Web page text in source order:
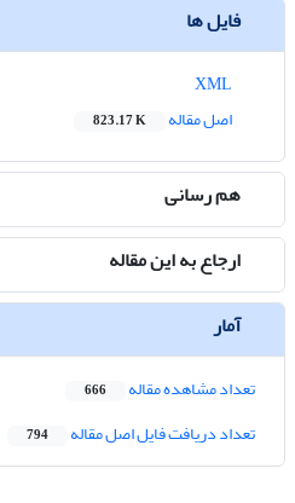
فایل ها
اصل مقاله
823.17 K
هم رسانی
ارجاع به این مقاله
آمار
تعداد مشاهده مقاله 666
تعداد دریافت فایل اصل مقاله 794